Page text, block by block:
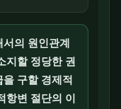
의 원인관계
지할 정당한 권
구할 경제적
항변 절단의 이